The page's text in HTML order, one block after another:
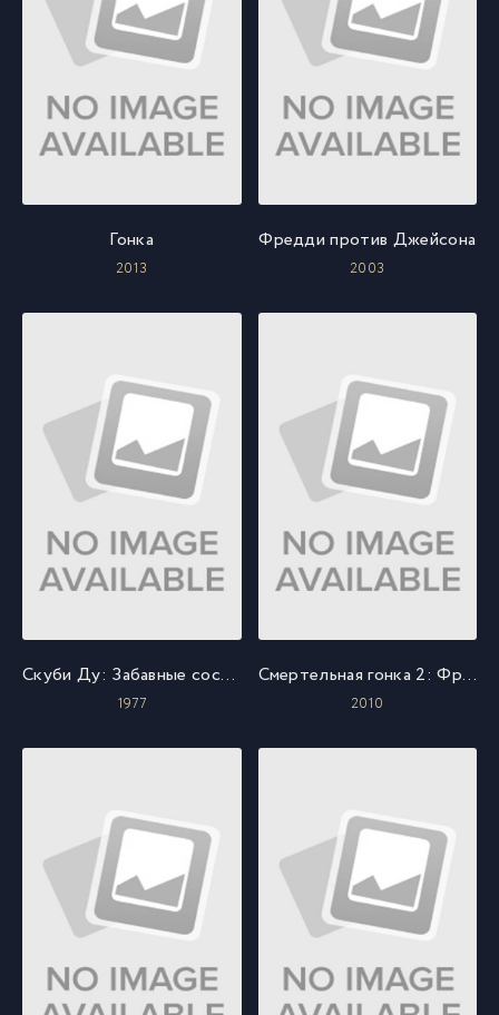
Гонка
2013
Фредди против Джейсона
2003
Скуби Ду: Забавные состязания «Всех мультсупер звезд»
1977
Смертельная гонка 2: Франкенштейн жив
2010